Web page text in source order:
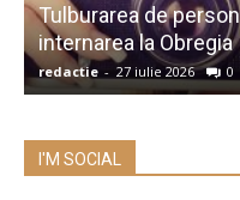
Tulburarea de
internarea la Obregia
redactie - 27 iulie 2026 0
I'M SOCIAL